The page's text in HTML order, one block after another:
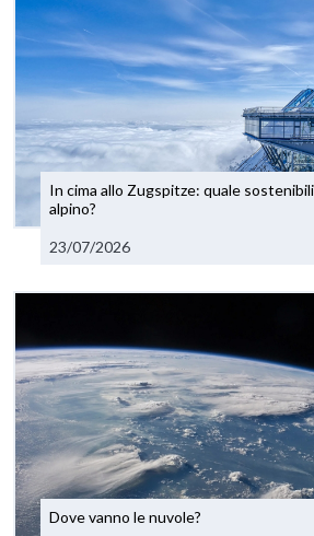
In cima allo Zugspitze: quale
alpino?
23/07/2026
Dove vanno le nuvole?